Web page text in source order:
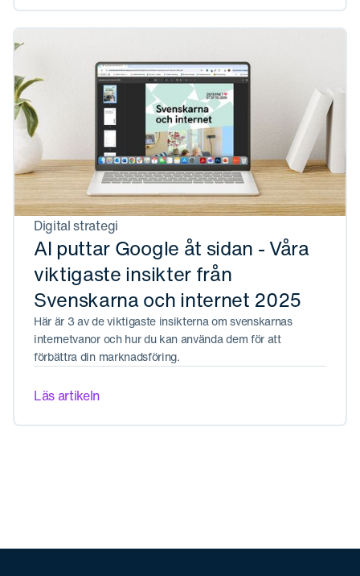
Digital strategi
AI puttar Google åt sidan - Våra
viktigaste insikter från
Svenskarna och internet 2025
Här är 3 av de viktigaste insikterna om svenskarnas
internetvanor och hur du kan använda dem för att
förbättra din marknadsföring.
Läs artikeln